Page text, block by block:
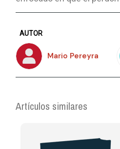
AUTOR
Mario Pereyra
Artículos similares